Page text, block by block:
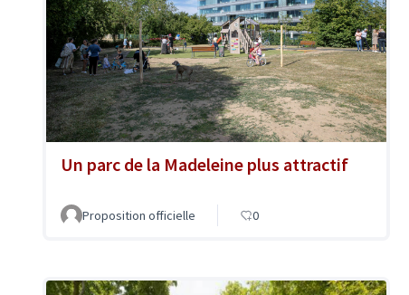
Un parc de la Madeleine plus attractif
Proposition officielle 0